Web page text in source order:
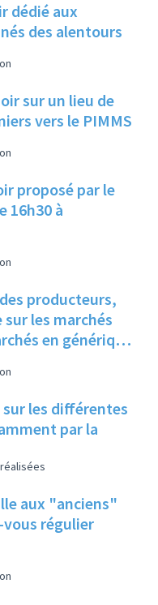
dédié aux
des alentours
sur un lieu de
vers le PIMMS
proposé par le
16h30 à
producteurs,
les marchés
en générique
lieux d'attente
les différentes
par la
aux "anciens"
régulier